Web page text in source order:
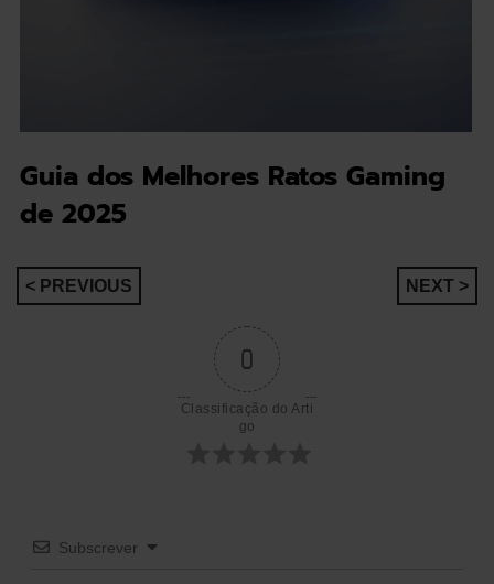
Guia dos Melhores Ratos Gaming
de 2025
Navegação
< PREVIOUS NEXT >
0
Classificação do Arti
go
Subscrever